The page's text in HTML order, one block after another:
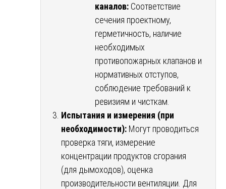
каналов: Соответствие
сечения проектному,
герметичность, наличие
необходимых
противопожарных клапанов и
нормативных отступов,
соблюдение требований к
ревизиям и чисткам.
Испытания и измерения (при
необходимости): Могут проводиться
проверка тяги, измерение
концентрации продуктов сгорания
(для дымоходов), оценка
производительности вентиляции. Для